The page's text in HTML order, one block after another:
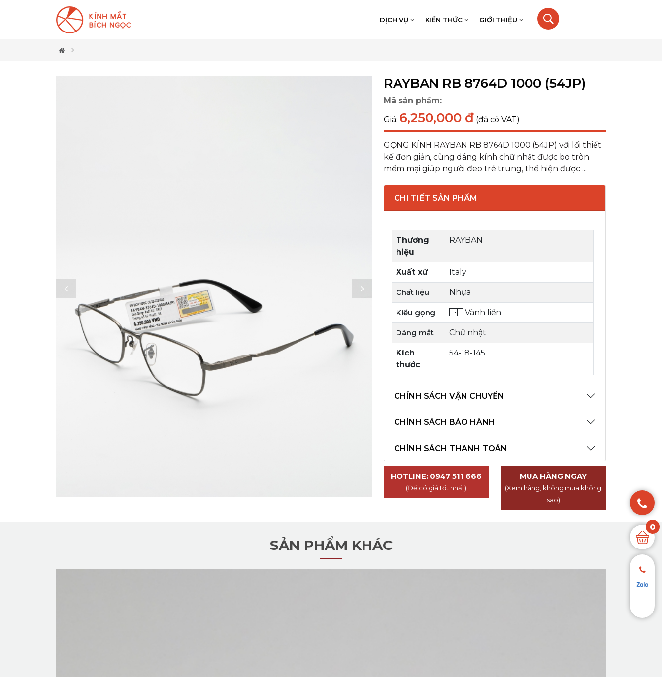
DỊCH VỤ KIẾN THỨC GIỚI THIỆU
RAYBAN RB 8764D 1000 (54JP)
Mã sản phẩm:
Giá: 6,250,000 đ (đã có VAT)
GỌNG KÍNH RAYBAN RB 8764D 1000 (54JP) với lối thiết
kế đơn giản, cùng dáng kính chữ nhật được bo tròn
mềm mại giúp người đeo trẻ trung, thể hiện được ...
CHI TIẾT SẢN PHẨM
Thương
hiệu
RAYBAN
Xuất xứ Italy
Chất liệu Nhựa
Kiểu gọng Vành liền
Dáng mắt Chữ nhật
Kích
thước
54-18-145
CHÍNH SÁCH VẬN CHUYỂN
CHÍNH SÁCH BẢO HÀNH
CHÍNH SÁCH THANH TOÁN
HOTLINE: 0947 511 666
(Để có giá tốt nhất)
MUA HÀNG NGAY
(Xem hàng, không mua không
sao)
SẢN PHẨM KHÁC
0